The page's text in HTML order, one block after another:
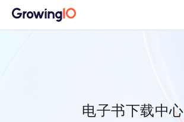
电子书下载中心